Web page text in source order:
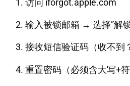
输入被锁邮箱 → 选择”解
接收短信验证码（收不到
重置密码（必须含大写+符